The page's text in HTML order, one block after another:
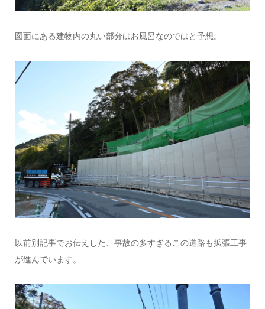
図面にある建物内の丸い部分はお風呂なのではと予想。
以前別記事でお伝えした、事故の多すぎるこの道路も拡張工事
が進んでいます。